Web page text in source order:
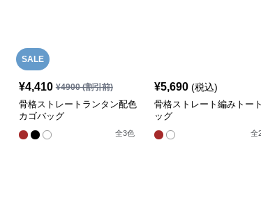
SALE
¥4,410 ¥4900(割引前)
骨格ストレートランタン配色
カゴバッグ
全3色
¥5,690 (税込)
骨格ストレート編みトー
ッグ
全